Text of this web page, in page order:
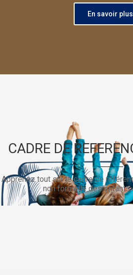
En savoir plus
CADRE DE
Apprenez tout sur le cadre de
non formelle des enfants